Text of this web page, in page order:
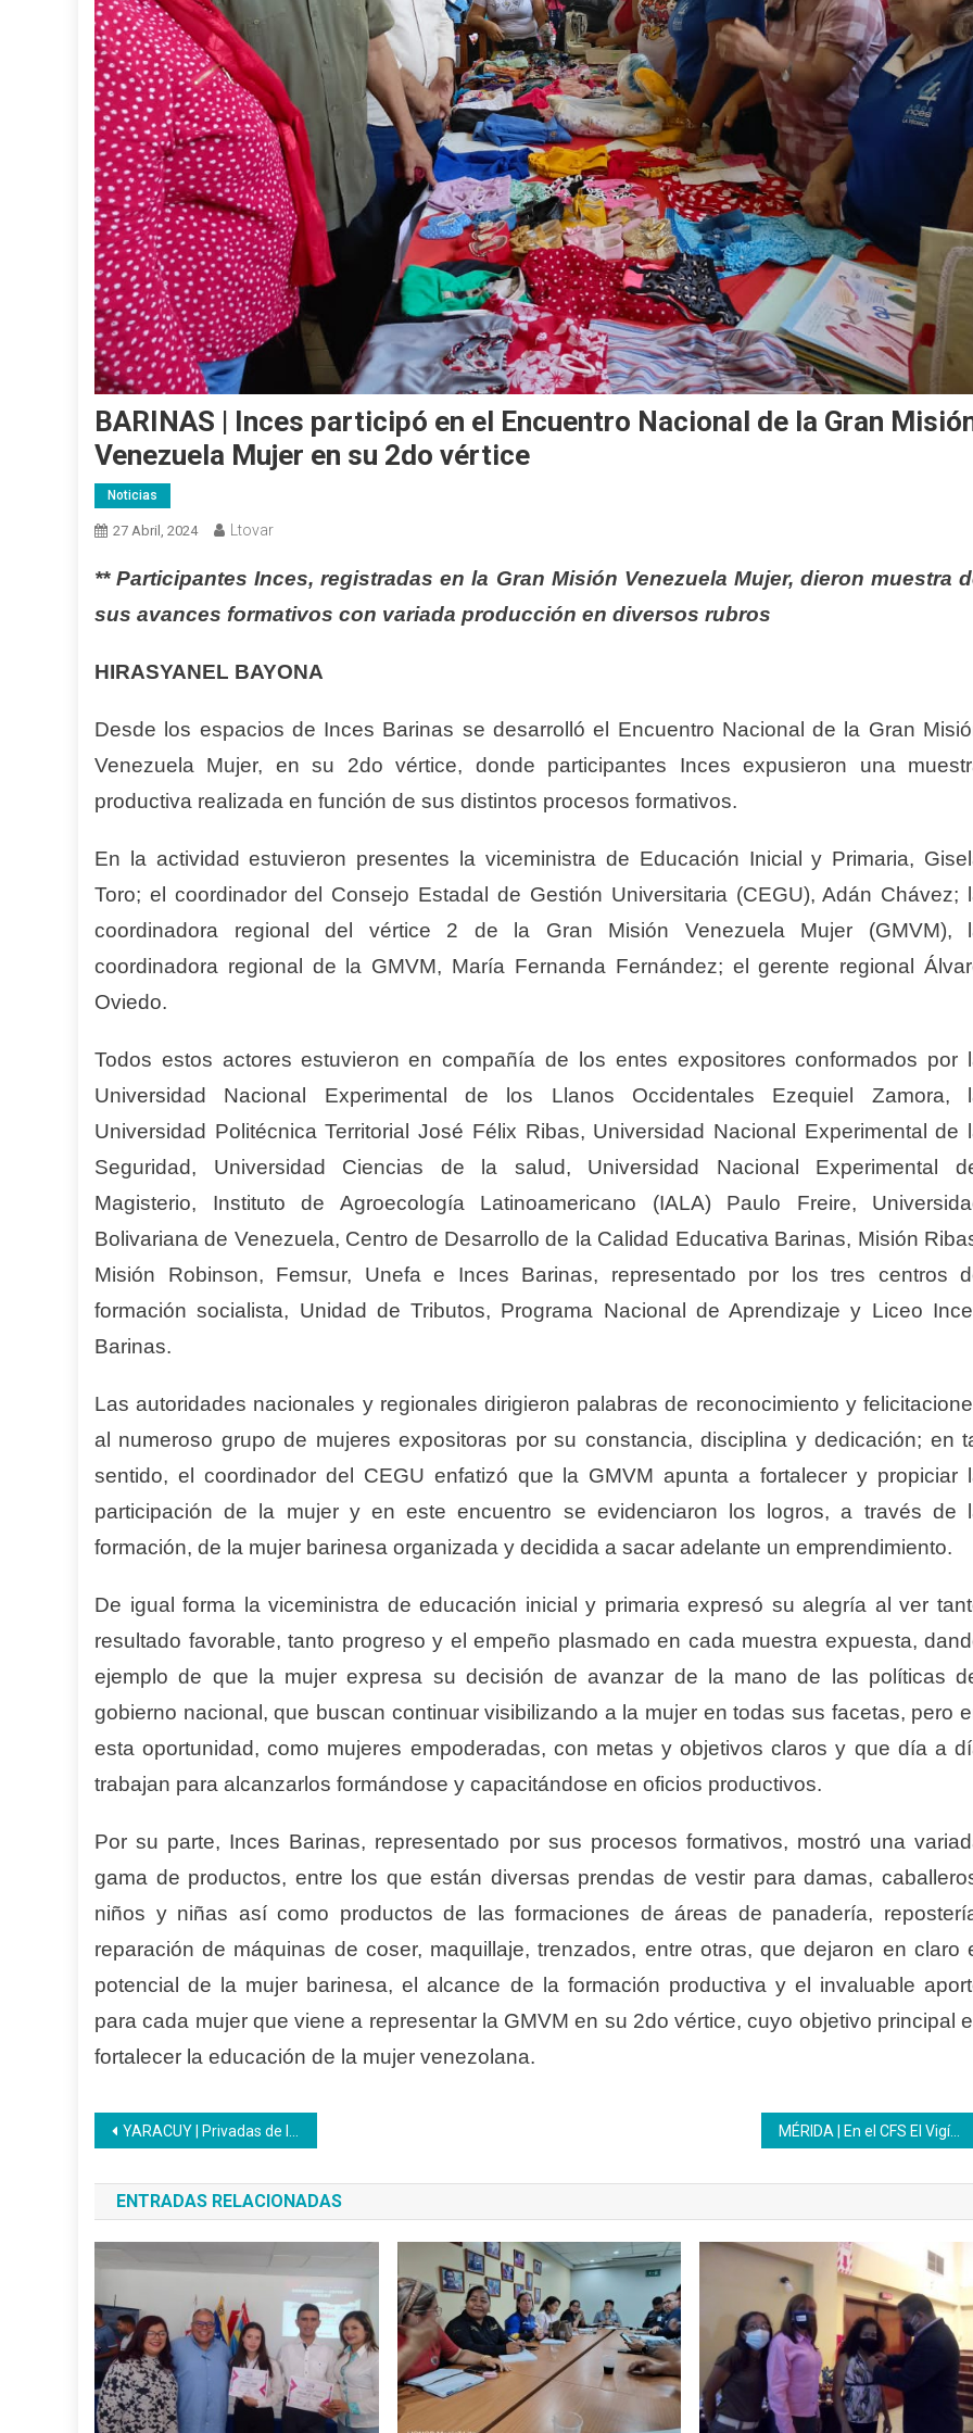
BARINAS | Inces participó en el Encuentro Nacional de la Gran
Venezuela Mujer en su 2do vértice
Noticias
27 Abril, 2024 Ltovar
** Participantes Inces, registradas en la Gran Misión Venezuela Mujer, dieron muestra
sus avances formativos con variada producción en diversos rubros
HIRASYANEL BAYONA
Desde los espacios de Inces Barinas se desarrolló el Encuentro Nacional de la Gran
Venezuela Mujer, en su 2do vértice, donde participantes Inces expusieron una
productiva realizada en función de sus distintos procesos formativos.
En la actividad estuvieron presentes la viceministra de Educación Inicial y Primaria,
Toro; el coordinador del Consejo Estadal de Gestión Universitaria (CEGU), Adán Chávez;
coordinadora regional del vértice 2 de la Gran Misión Venezuela Mujer (GMVM),
coordinadora regional de la GMVM, María Fernanda Fernández; el gerente regional
Oviedo.
Todos estos actores estuvieron en compañía de los entes expositores conformados por
Universidad Nacional Experimental de los Llanos Occidentales Ezequiel Zamora,
Universidad Politécnica Territorial José Félix Ribas, Universidad Nacional Experimental de
Seguridad, Universidad Ciencias de la salud, Universidad Nacional Experimental
Magisterio, Instituto de Agroecología Latinoamericano (IALA) Paulo Freire,
Bolivariana de Venezuela, Centro de Desarrollo de la Calidad Educativa Barinas, Misión
Misión Robinson, Femsur, Unefa e Inces Barinas, representado por los tres centros
formación socialista, Unidad de Tributos, Programa Nacional de Aprendizaje y Liceo
Barinas.
Las autoridades nacionales y regionales dirigieron palabras de reconocimiento y
al numeroso grupo de mujeres expositoras por su constancia, disciplina y dedicación; en
sentido, el coordinador del CEGU enfatizó que la GMVM apunta a fortalecer y propiciar
participación de la mujer y en este encuentro se evidenciaron los logros, a través de
formación, de la mujer barinesa organizada y decidida a sacar adelante un emprendimiento.
De igual forma la viceministra de educación inicial y primaria expresó su alegría al ver
resultado favorable, tanto progreso y el empeño plasmado en cada muestra expuesta,
ejemplo de que la mujer expresa su decisión de avanzar de la mano de las políticas
gobierno nacional, que buscan continuar visibilizando a la mujer en todas sus facetas, pero
esta oportunidad, como mujeres empoderadas, con metas y objetivos claros y que día a
trabajan para alcanzarlos formándose y capacitándose en oficios productivos.
Por su parte, Inces Barinas, representado por sus procesos formativos, mostró una
gama de productos, entre los que están diversas prendas de vestir para damas,
niños y niñas así como productos de las formaciones de áreas de panadería,
reparación de máquinas de coser, maquillaje, trenzados, entre otras, que dejaron en claro
potencial de la mujer barinesa, el alcance de la formación productiva y el invaluable
para cada mujer que viene a representar la GMVM en su 2do vértice, cuyo objetivo principal
fortalecer la educación de la mujer venezolana.
Navegación
de
entradas
YARACUY | Privadas de libertad se forman en el Inces MÉRIDA | En el CFS El Vigía participantes de Soldadura se suman al trabajo de las Bricomiles
ENTRADAS RELACIONADAS